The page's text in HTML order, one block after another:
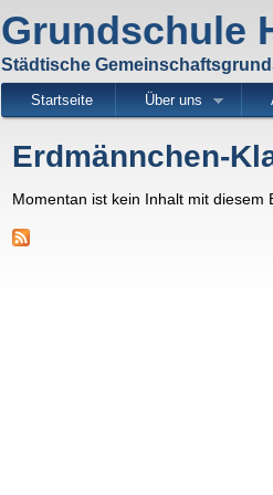
Grundschule
Städtische
Startseite Über uns
Erdmännchen-
Momentan ist kein Inhalt mit diesem